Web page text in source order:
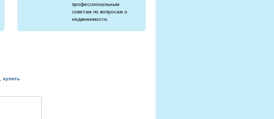
профессиональным
советам по вопросам о
недвижимости.
купить